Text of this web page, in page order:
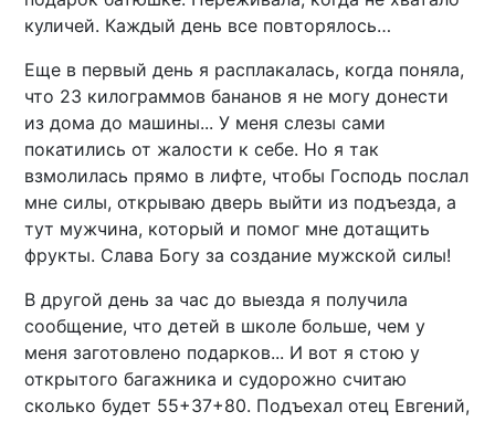
куличей. Каждый день все повторялось…
Еще в первый день я расплакалась, когда поняла,
что 23 килограммов бананов я не могу донести
из дома до машины... У меня слезы сами
покатились от жалости к себе. Но я так
взмолилась прямо в лифте, чтобы Господь послал
мне силы, открываю дверь выйти из подъезда, а
тут мужчина, который и помог мне дотащить
фрукты. Слава Богу за создание мужской силы!
В другой день за час до выезда я получила
сообщение, что детей в школе больше, чем у
меня заготовлено подарков... И вот я стою у
открытого багажника и судорожно считаю
сколько будет 55+37+80. Подъехал отец Евгений,